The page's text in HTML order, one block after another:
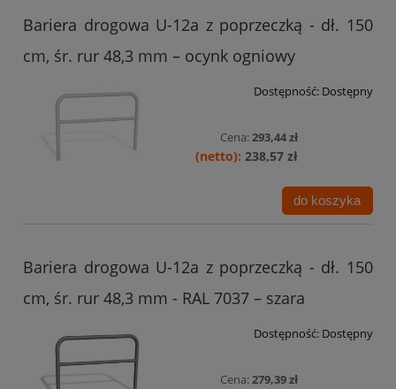
Bariera drogowa U-12a z poprzeczką - dł. 150
cm, śr. rur 48,3 mm – ocynk ogniowy
Dostępność: Dostępny
Cena:293,44 zł
238,57 zł
do koszyka
Bariera drogowa U-12a z poprzeczką - dł. 150
cm, śr. rur 48,3 mm - RAL 7037 – szara
Dostępność: Dostępny
Cena:279,39 zł